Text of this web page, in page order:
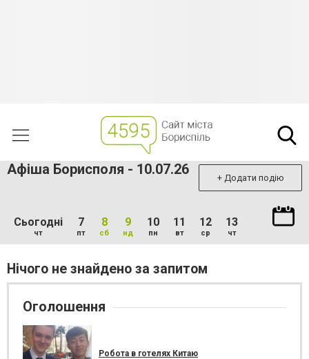
Афіша Борисполя - 10.07.26 + Додати подію
Сьогодні
чт
7
пт
8
сб
9
нд
10
пн
11
вт
12
ср
13
чт
Нічого не знайдено за запитом
Оголошення
Робота в готелях Китаю